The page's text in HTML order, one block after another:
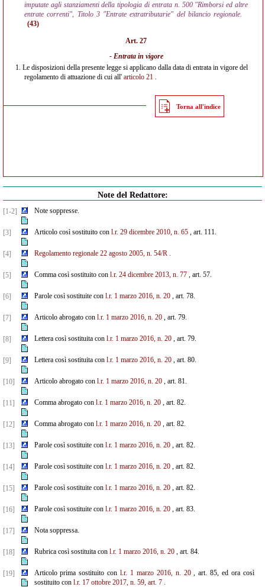
imputate agli stanziamenti della tipologia di entrata n. 500 "Rimborsi ed altre
entrate correnti", Titolo 3 "Entrate extratributarie" del bilancio regionale.
(43)
Art. 27
- Entrata in vigore
1. Le disposizioni della presente legge si applicano dalla data di entrata in vigore del
regolamento di attuazione di cui all' articolo 21 .
Torna all'indice
Note del Redattore:
[1-2] Note soppresse.
[3] Articolo così sostituito con l.r. 29 dicembre 2010, n. 65, art. 111.
[4] Regolamento regionale 22 agosto 2005, n. 54/R.
[5] Comma così sostituito con l.r. 24 dicembre 2013, n. 77, art. 57.
[6] Parole così sostituite con l.r. 1 marzo 2016, n. 20, art. 78.
[7] Articolo abrogato con l.r. 1 marzo 2016, n. 20, art. 79.
[8] Lettera così sostituita con l.r. 1 marzo 2016, n. 20, art. 79.
[9] Lettera così sostituita con l.r. 1 marzo 2016, n. 20, art. 80.
[10] Articolo abrogato con l.r. 1 marzo 2016, n. 20, art. 81.
[11] Comma abrogato con l.r. 1 marzo 2016, n. 20, art. 82.
[12] Comma abrogato con l.r. 1 marzo 2016, n. 20, art. 82.
[13] Parole così sostituite con l.r. 1 marzo 2016, n. 20, art. 82.
[14] Parole così sostituite con l.r. 1 marzo 2016, n. 20, art. 82.
[15] Parole così sostituite con l.r. 1 marzo 2016, n. 20, art. 82.
[16] Parole così sostituite con l.r. 1 marzo 2016, n. 20, art. 83.
[17] Nota soppressa.
[18] Rubrica così sostituita con l.r. 1 marzo 2016, n. 20, art. 84.
[19] Articolo prima sostituito conl.r. 1 marzo 2016, n. 20, art. 85, ed ora così
sostituito con l.r. 17 ottobre 2017, n. 59, art. 7.